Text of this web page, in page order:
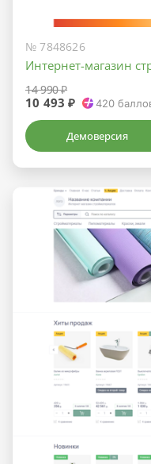
№ 7848626
Интернет-магазин
14 990 ₽
10 493 ₽ 420
Демоверсия